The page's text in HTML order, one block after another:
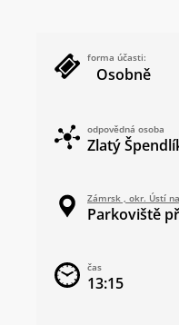
forma účasti:
Osobně
odpovědná osoba
Zlatý
Zámrsk , okr. Ústí
Parkoviště
čas
13:15